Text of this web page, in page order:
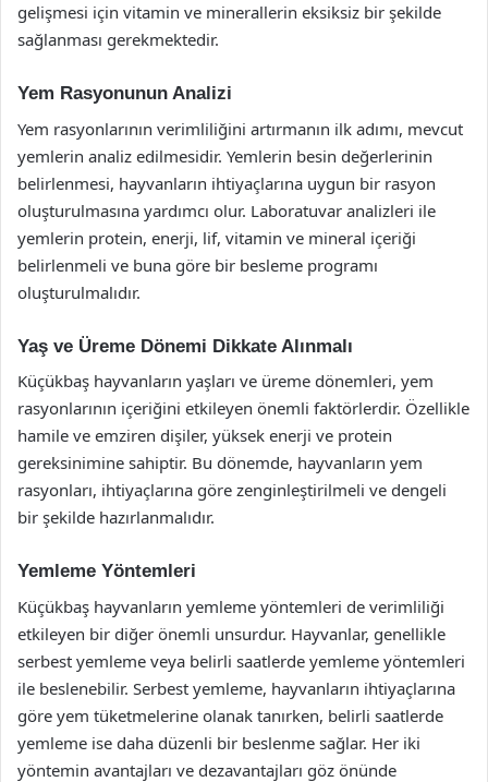
gelişmesi için vitamin ve minerallerin eksiksiz bir şekilde
sağlanması gerekmektedir.
Yem Rasyonunun Analizi
Yem rasyonlarının verimliliğini artırmanın ilk adımı, mevcut
yemlerin analiz edilmesidir. Yemlerin besin değerlerinin
belirlenmesi, hayvanların ihtiyaçlarına uygun bir rasyon
oluşturulmasına yardımcı olur. Laboratuvar analizleri ile
yemlerin protein, enerji, lif, vitamin ve mineral içeriği
belirlenmeli ve buna göre bir besleme programı
oluşturulmalıdır.
Yaş ve Üreme Dönemi Dikkate Alınmalı
Küçükbaş hayvanların yaşları ve üreme dönemleri, yem
rasyonlarının içeriğini etkileyen önemli faktörlerdir. Özellikle
hamile ve emziren dişiler, yüksek enerji ve protein
gereksinimine sahiptir. Bu dönemde, hayvanların yem
rasyonları, ihtiyaçlarına göre zenginleştirilmeli ve dengeli
bir şekilde hazırlanmalıdır.
Yemleme Yöntemleri
Küçükbaş hayvanların yemleme yöntemleri de verimliliği
etkileyen bir diğer önemli unsurdur. Hayvanlar, genellikle
serbest yemleme veya belirli saatlerde yemleme yöntemleri
ile beslenebilir. Serbest yemleme, hayvanların ihtiyaçlarına
göre yem tüketmelerine olanak tanırken, belirli saatlerde
yemleme ise daha düzenli bir beslenme sağlar. Her iki
yöntemin avantajları ve dezavantajları göz önünde